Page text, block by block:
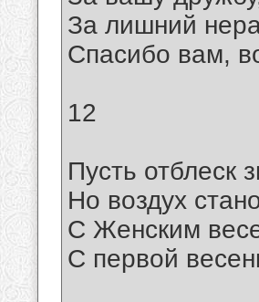
За лишний
Спасибо вам,
12
Пусть отблеск
Но воздух
С Женским
С первой